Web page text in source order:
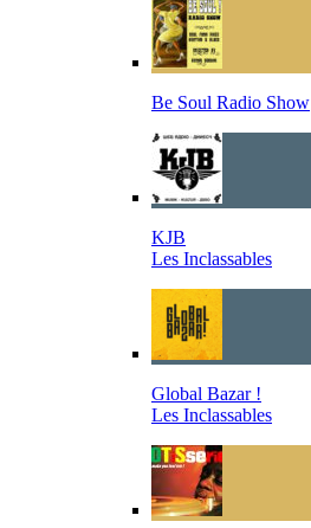
Be Soul Radio Show
KJB
Les Inclassables
Global Bazar !
Les Inclassables